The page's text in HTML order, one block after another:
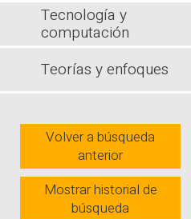
Tecnología y
computación
Teorías y enfoques
Volver a búsqueda
anterior
Mostrar historial de
búsqueda